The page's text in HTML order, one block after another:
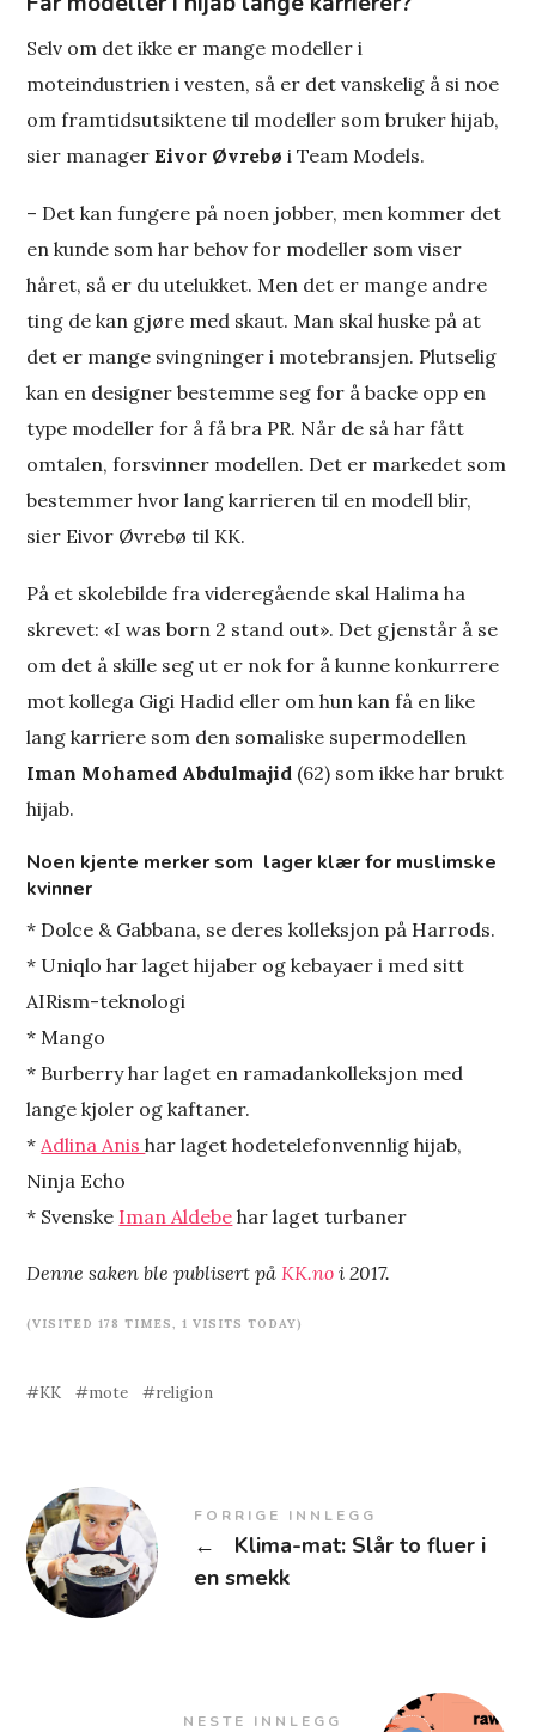
Selv om det ikke er mange modeller i
moteindustrien i vesten, så er det vanskelig å si noe
om framtidsutsiktene til modeller som bruker hijab,
sier managerEivor Øvrebø i Team Models.
– Det kan fungere på noen jobber, men kommer det
en kunde som har behov for modeller som viser
håret, så er du utelukket. Men det er mange andre
ting de kan gjøre med skaut. Man skal huske på at
det er mange svingninger i motebransjen. Plutselig
kan en designer bestemme seg for å backe opp en
type modeller for å få bra PR. Når de så har fått
omtalen, forsvinner modellen. Det er markedet som
bestemmer hvor lang karrieren til en modell blir,
sier Eivor Øvrebø til KK.
På et skolebilde fra videregående skal Halima ha
skrevet: «I was born 2 stand out». Det gjenstår å se
om det å skille seg ut er nok for å kunne konkurrere
mot kollega Gigi Hadid eller om hun kan få en like
lang karriere som den somaliske supermodellen
Iman Mohamed Abdulmajid (62) som ikke har brukt
hijab.
Noen kjente merker som lager klær for muslimske
kvinner
* Dolce & Gabbana, se deres kolleksjon på Harrods.
* Uniqlo har laget hijaber og kebayaer i med sitt
AIRism-teknologi
* Mango
* Burberry har laget en ramadankolleksjon med
lange kjoler og kaftaner.
* Adlina Anishar laget hodetelefonvennlig hijab,
Ninja Echo
* Svenske Iman Aldebe har laget turbaner
Denne saken ble publisert påKK.no i 2017.
(VISITED 178 TIMES, 1 VISITS TODAY)
KK mote religion
FORRIGE INNLEGG
←
Klima-mat: Slår to fluer i
en smekk
NESTE INNLEGG